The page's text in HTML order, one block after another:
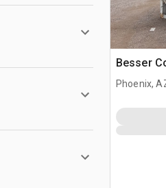
Besser
Phoenix,